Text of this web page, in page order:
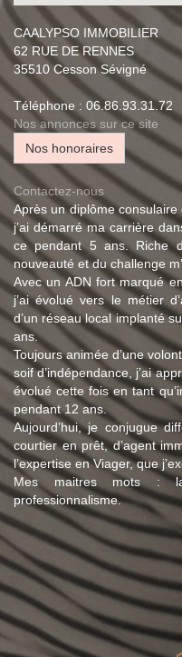
CAALYPSO IMMOBILIER
62 RUE DE RENNES
35510 Cesson Sévigné
Téléphone : 06.86.93.31.72
Nos annonces sur ce site
Nos honoraires
Contactez-nous
Après un diplôme
j’ai démarré ma carrière
ce pendant 5 ans. Riche
nouveauté et du challenge
Avec un ADN fort marqué
j’ai évolué vers le métier
d’un réseau local implanté
ans.
Toujours animée d’une
soif d’indépendance, j’ai
évolué cette fois en tant
pendant 12 ans.
Aujourd’hui, je conjugue
courtier en prêt, d’agent
l’expertise en Viager, que
Mes maitres mots :
professionnalisme.